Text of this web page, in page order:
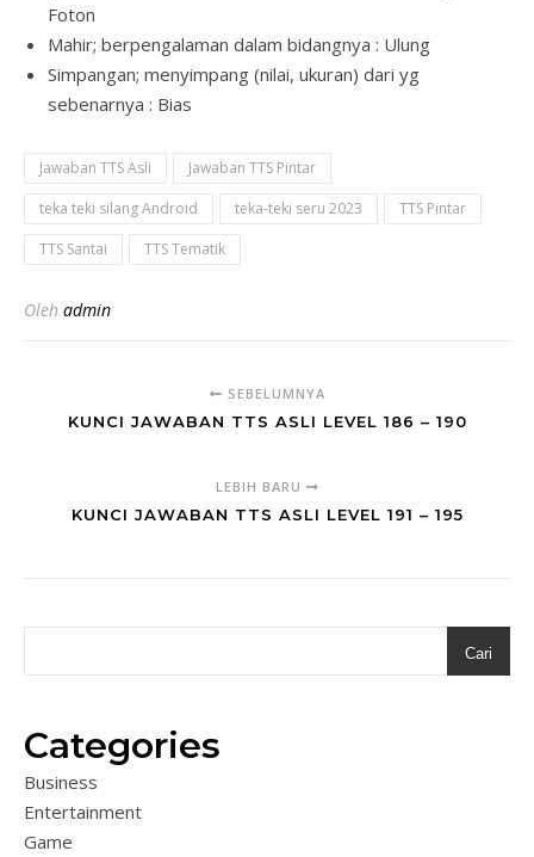
Foton
Mahir; berpengalaman dalam bidangnya : Ulung
Simpangan; menyimpang (nilai, ukuran) dari yg
sebenarnya : Bias
Jawaban TTS Asli
Jawaban TTS Pintar
teka teki silang Android
teka-teki seru 2023
TTS Pintar
TTS Santai
TTS Tematik
Oleh admin
SEBELUMNYA
KUNCI JAWABAN TTS ASLI LEVEL 186 – 190
LEBIH BARU
KUNCI JAWABAN TTS ASLI LEVEL 191 – 195
Cari
Categories
Business
Entertainment
Game